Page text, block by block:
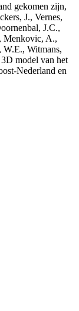
gekomen zijn,
J., Vernes,
J.C.,
Menkovic, A.,
W.E., Witmans,
model van het
Nederland en